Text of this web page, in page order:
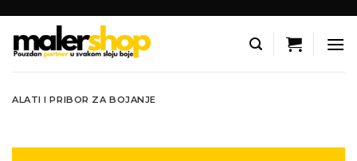
content
ALATI I PRIBOR ZA BOJANJE